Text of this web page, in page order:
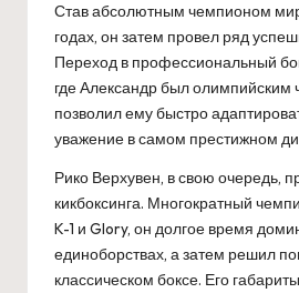
Став абсолютным чемпионом
годах, он затем провел ряд
Переход в профессиональный
где Александр был олимпийским
позволил ему быстро
уважение в самом престижном
Рико Верхувен, в свою очередь,
кикбоксинга. Многократный
K-1 и Glory, он долгое время
единоборствах, а затем решил
классическом боксе. Его